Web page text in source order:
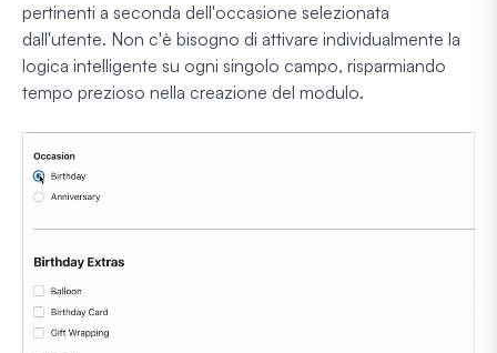
pertinenti a seconda dell'occasione selezionata
dall'utente. Non c'è bisogno di attivare individualmente la
logica intelligente su ogni singolo campo, risparmiando
tempo prezioso nella creazione del modulo.